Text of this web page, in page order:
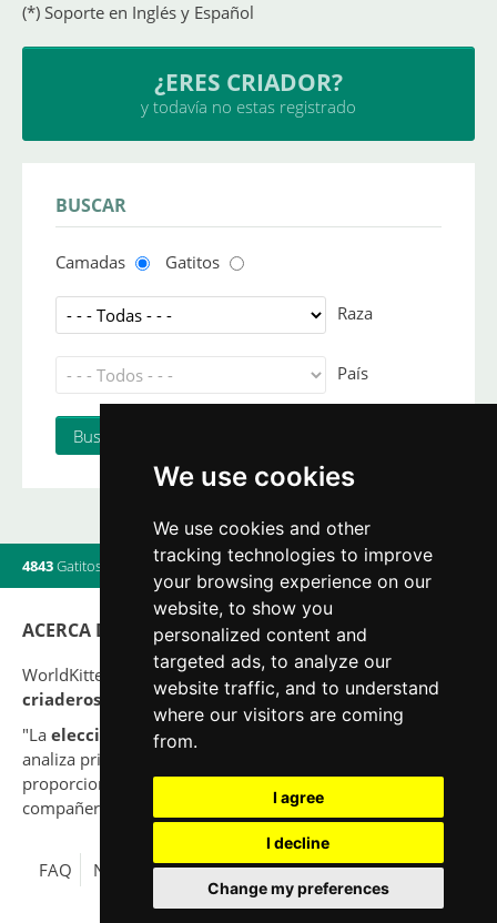
We use cookies
We use cookies and other
tracking technologies to improve
your browsing experience on our
website, to show you
personalized content and
targeted ads, to analyze our
website traffic, and to understand
where our visitors are coming
from.
I agree
I decline
Change my preferences
(*) Soporte en Inglés y Español
¿ERES CRIADOR?
y todavía no estas registrado
BUSCAR
Camadas Gatitos
Raza
País
4843Gatitos Camadas|560Criadores|16 Usuarios online
ACERCA DE
WorldKittens tiene el mayor listado Internacional de
criaderos y camadasde gatos en la actualidad.
"La elección
de un gato nunca debe ser por capricho,
analiza primero tu situación y piensa si serás capaz de
proporcionar una buena calidad de vida a tu nuevo
compañero para toda su vida."
FAQ Nota legal Política de Privacidad Contacto